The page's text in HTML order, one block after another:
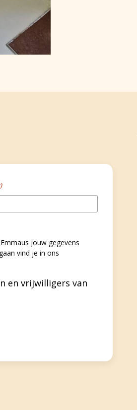
jouw gegevens
vind je in ons
en vrijwilligers van